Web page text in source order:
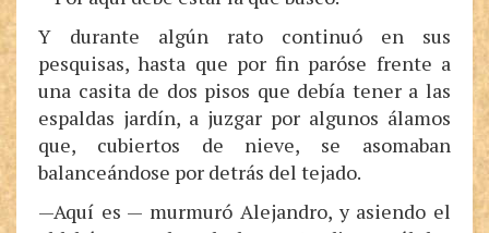
Y durante algún rato continuó en sus
pesquisas, hasta que por fin paróse frente a
una casita de dos pisos que debía tener a las
espaldas jardín, a juzgar por algunos álamos
que, cubiertos de nieve, se asomaban
balanceándose por detrás del tejado.
—Aquí es — murmuró Alejandro, y asiendo el